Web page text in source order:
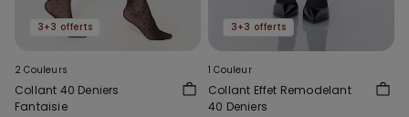
3+3 offerts
2 Couleurs
Collant 40 Deniers
Fantaisie
3+3 offerts
1 Couleur
Collant Effet Remodelant
40 Deniers